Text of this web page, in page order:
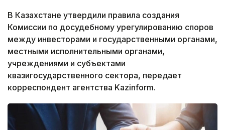
В Казахстане утвердили правила создания
Комиссии по досудебному урегулированию споров
между инвесторами и государственными органами,
местными исполнительными органами,
учреждениями и субъектами
квазигосударственного сектора, передает
корреспондент агентства Kazinform.